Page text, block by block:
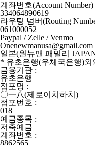
계좌번호(Account Number)
334064890619
라우팅 넘버(Routing
061000052
Paypal / Zelle / Venmo
Onenewmanusa@gmail.com
일본(원뉴맨 패밀리
* 유초은행(우체국은행)
금융기관 :
유초은행
점포명 :
〇一八(제로이치하치)
점포번호 :
018
예금종목 :
저축예금
계좌번호 :